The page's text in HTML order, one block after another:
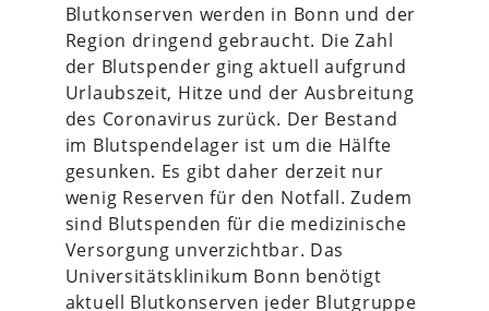
Blutkonserven werden in Bonn und der
Region dringend gebraucht. Die Zahl
der Blutspender ging aktuell aufgrund
Urlaubszeit, Hitze und der Ausbreitung
des Coronavirus zurück. Der Bestand
im Blutspendelager ist um die Hälfte
gesunken. Es gibt daher derzeit nur
wenig Reserven für den Notfall. Zudem
sind Blutspenden für die medizinische
Versorgung unverzichtbar. Das
Universitätsklinikum Bonn benötigt
aktuell Blutkonserven jeder Blutgruppe